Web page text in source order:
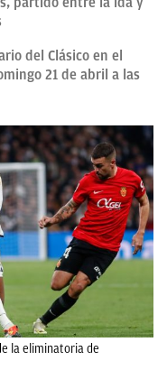
del Clásico en el
21 de abril a las
la eliminatoria de